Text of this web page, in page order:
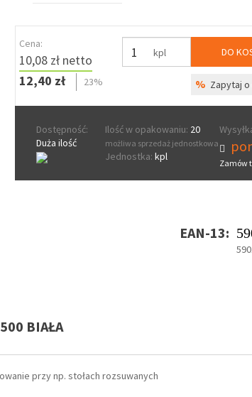
Cena:
10,08 zł netto
12,40 zł
23%
kpl DO
% Zapytaj
Dostępność:
Duża ilość
Ilość w opakowaniu: 20
możliwa sprzedaż jednostkowa
Jednostka: kpl
Zamów
EAN-13:
BIAŁA
przy np. stołach rozsuwanych